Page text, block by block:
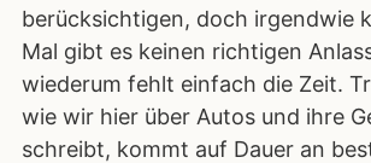
berücksichtigen, doch irgendwie
Mal gibt es keinen richtigen
wiederum fehlt einfach die Zeit.
wie wir hier über Autos und ihre
schreibt, kommt auf Dauer an